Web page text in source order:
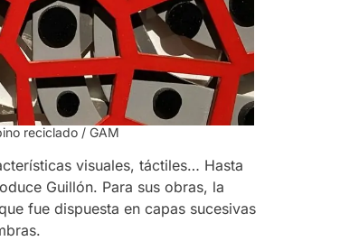
reciclado / GAM
visuales, táctiles… Hasta
Guillón. Para sus obras, la
fue dispuesta en capas sucesivas